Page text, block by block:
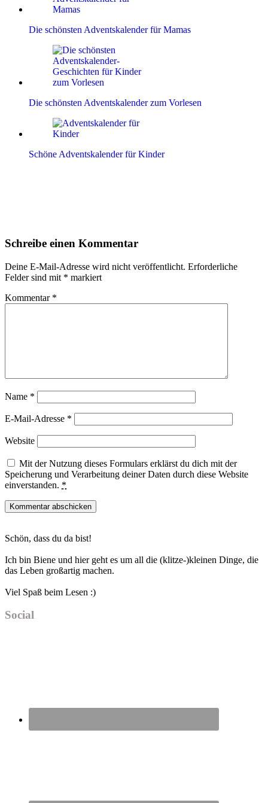
Die schönsten Adventskalender für Mamas
Die schönsten Adventskalender zum Vorlesen
Schöne Adventskalender für Kinder
Interaktionen
Schreibe einen Kommentar
Deine E-Mail-Adresse wird nicht veröffentlicht. Erforderliche
Felder sind mit * markiert
Kommentar *
Name *
E-Mail-Adresse *
Website
Mit der Nutzung dieses Formulars erklärst du dich mit der
Speicherung und Verarbeitung deiner Daten durch diese Website
einverstanden. *
Sidebar
Schön, dass du da bist!
Ich bin Biene und hier geht es um all die (klitze-)kleinen Dinge, die
das Leben großartig machen.
Viel Spaß beim Lesen :)
Social